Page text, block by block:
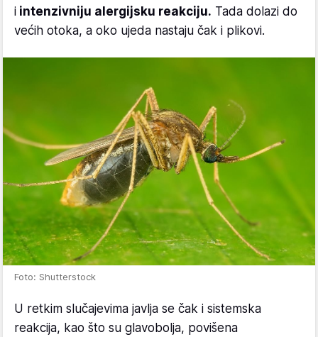
i intenzivniju alergijsku reakciju. Tada dolazi do
većih otoka, a oko ujeda nastaju čak i plikovi.
Foto: Shutterstock
U retkim slučajevima javlja se čak i sistemska
reakcija, kao što su glavobolja, povišena